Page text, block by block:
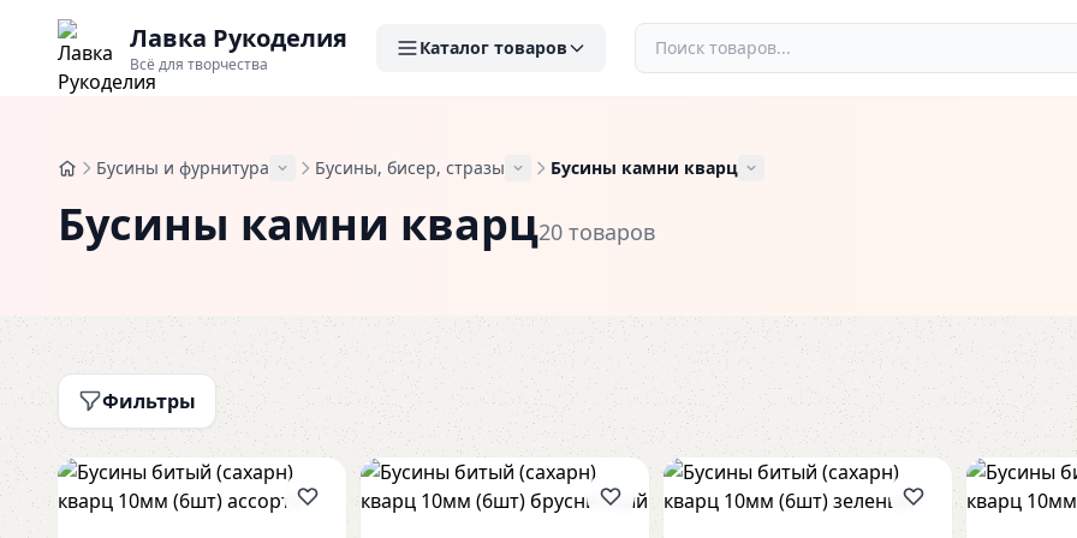
Лавка Рукоделия
Всё для творчества
Каталог товаров
Бусины и фурнитура Бусины, бисер, стразы Бусины камни кварц
Бусины камни кварц20 товаров
Фильтры